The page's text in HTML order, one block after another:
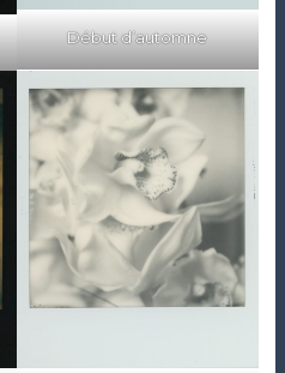
Début d’automne